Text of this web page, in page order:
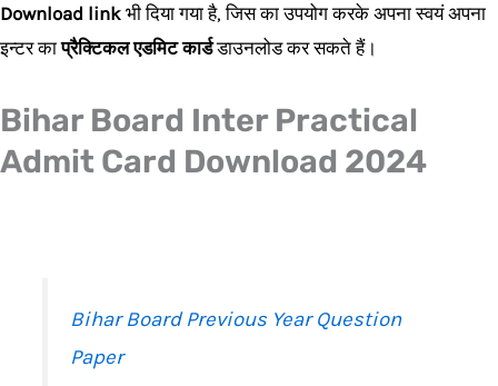
Download link भी दिया गया है, जिस का उपयोग करके अपना स्वयं अपना
इन्टर काप्रैक्टिकल एडमिट कार्डडाउनलोड कर सकते हैं।
Bihar Board Inter Practical
Admit Card Download 2024
Bihar Board Previous Year Question
Paper